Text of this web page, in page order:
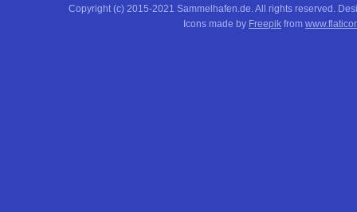
Copyright (c) 2015-2021 Sammelhafen.de. All rights reserved.
Icons made by Freepik from